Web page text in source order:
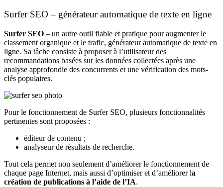
Surfer SEO – générateur automatique de texte en ligne
Surfer SEO – un autre outil fiable et pratique pour augmenter le
classement organique et le trafic, générateur automatique de texte en
ligne. Sa tâche consiste à proposer à l’utilisateur des
recommandations basées sur les données collectées après une
analyse approfondie des concurrents et une vérification des mots-
clés populaires.
Pour le fonctionnement de Surfer SEO, plusieurs fonctionnalités
pertinentes sont proposées :
éditeur de contenu ;
analyseur de résultats de recherche.
Tout cela permet non seulement d’améliorer le fonctionnement de
chaque page Internet, mais aussi d’optimiser et d’améliorerla
création de publications à l’aide de l’IA.